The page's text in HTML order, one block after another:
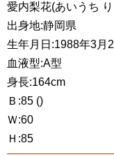
愛内梨花(あいうち
出身地:静岡県
生年月日:1988年3月
血液型:A型
身長:164cm
Ｂ:85 ()
Ｗ:60
Ｈ:85